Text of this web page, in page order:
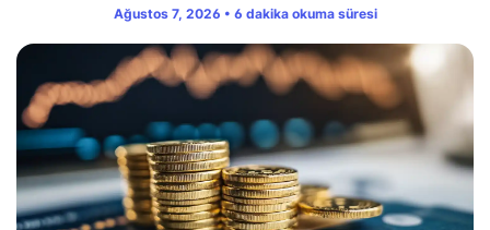
Ağustos 7, 2026 • 6 dakika okuma süresi